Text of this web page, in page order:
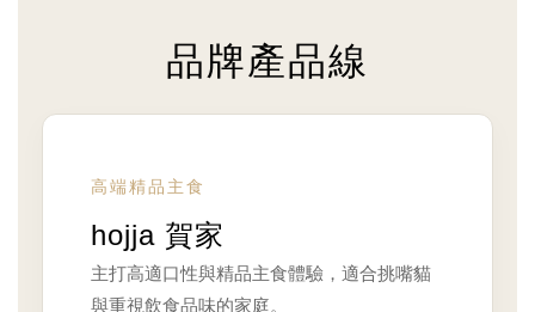
品牌產品線
高端精品主食
hojja 賀家
主打高適口性與精品主食體驗，適合挑嘴貓
與重視飲食品味的家庭。